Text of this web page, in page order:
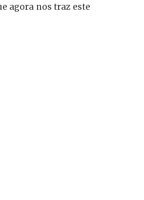
agora nos traz este